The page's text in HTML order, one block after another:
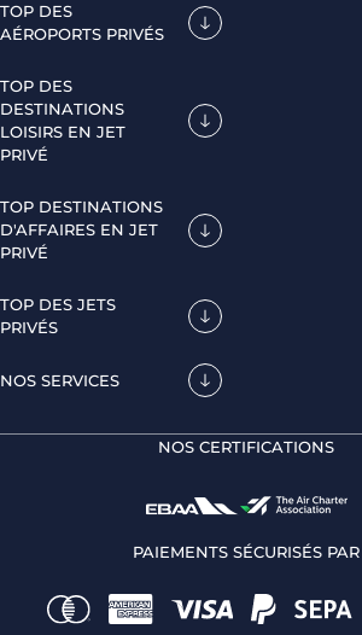
TOP DES
AÉROPORTS PRIVÉS
TOP DES
DESTINATIONS
LOISIRS EN JET
PRIVÉ
TOP DESTINATIONS
D'AFFAIRES EN JET
PRIVÉ
TOP DES JETS
PRIVÉS
NOS SERVICES
NOS CERTIFICATIONS
PAIEMENTS SÉCURISÉS PAR